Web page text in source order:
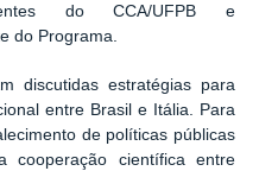
do CCA/UFPB e
do Programa.
discutidas estratégias para
entre Brasil e Itália. Para
de políticas públicas
cooperação científica entre